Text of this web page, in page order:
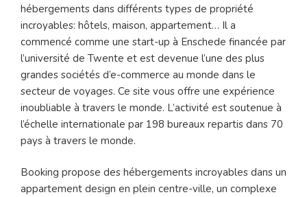
hébergements dans différents types de propriété
incroyables: hôtels, maison, appartement… Il a
commencé comme une start-up à Enschede financée par
l’université de Twente et est devenue l’une des plus
grandes sociétés d’e-commerce au monde dans le
secteur de voyages. Ce site vous offre une expérience
inoubliable à travers le monde. L’activité est soutenue à
l’échelle internationale par 198 bureaux repartis dans 70
pays à travers le monde.
Booking propose des hébergements incroyables dans un
appartement design en plein centre-ville, un complexe